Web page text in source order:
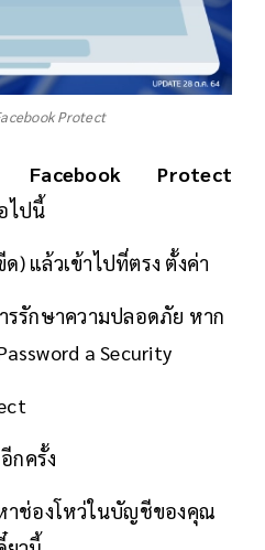
Protect
Facebook Protect
ไปนี้
) แล้วเข้าไปที่ตรง ตั้งค่า
รรักษาความปลอดภัย หาก
a Security
กครั้ง
าช่องโหว่ในบัญชีของคุณ